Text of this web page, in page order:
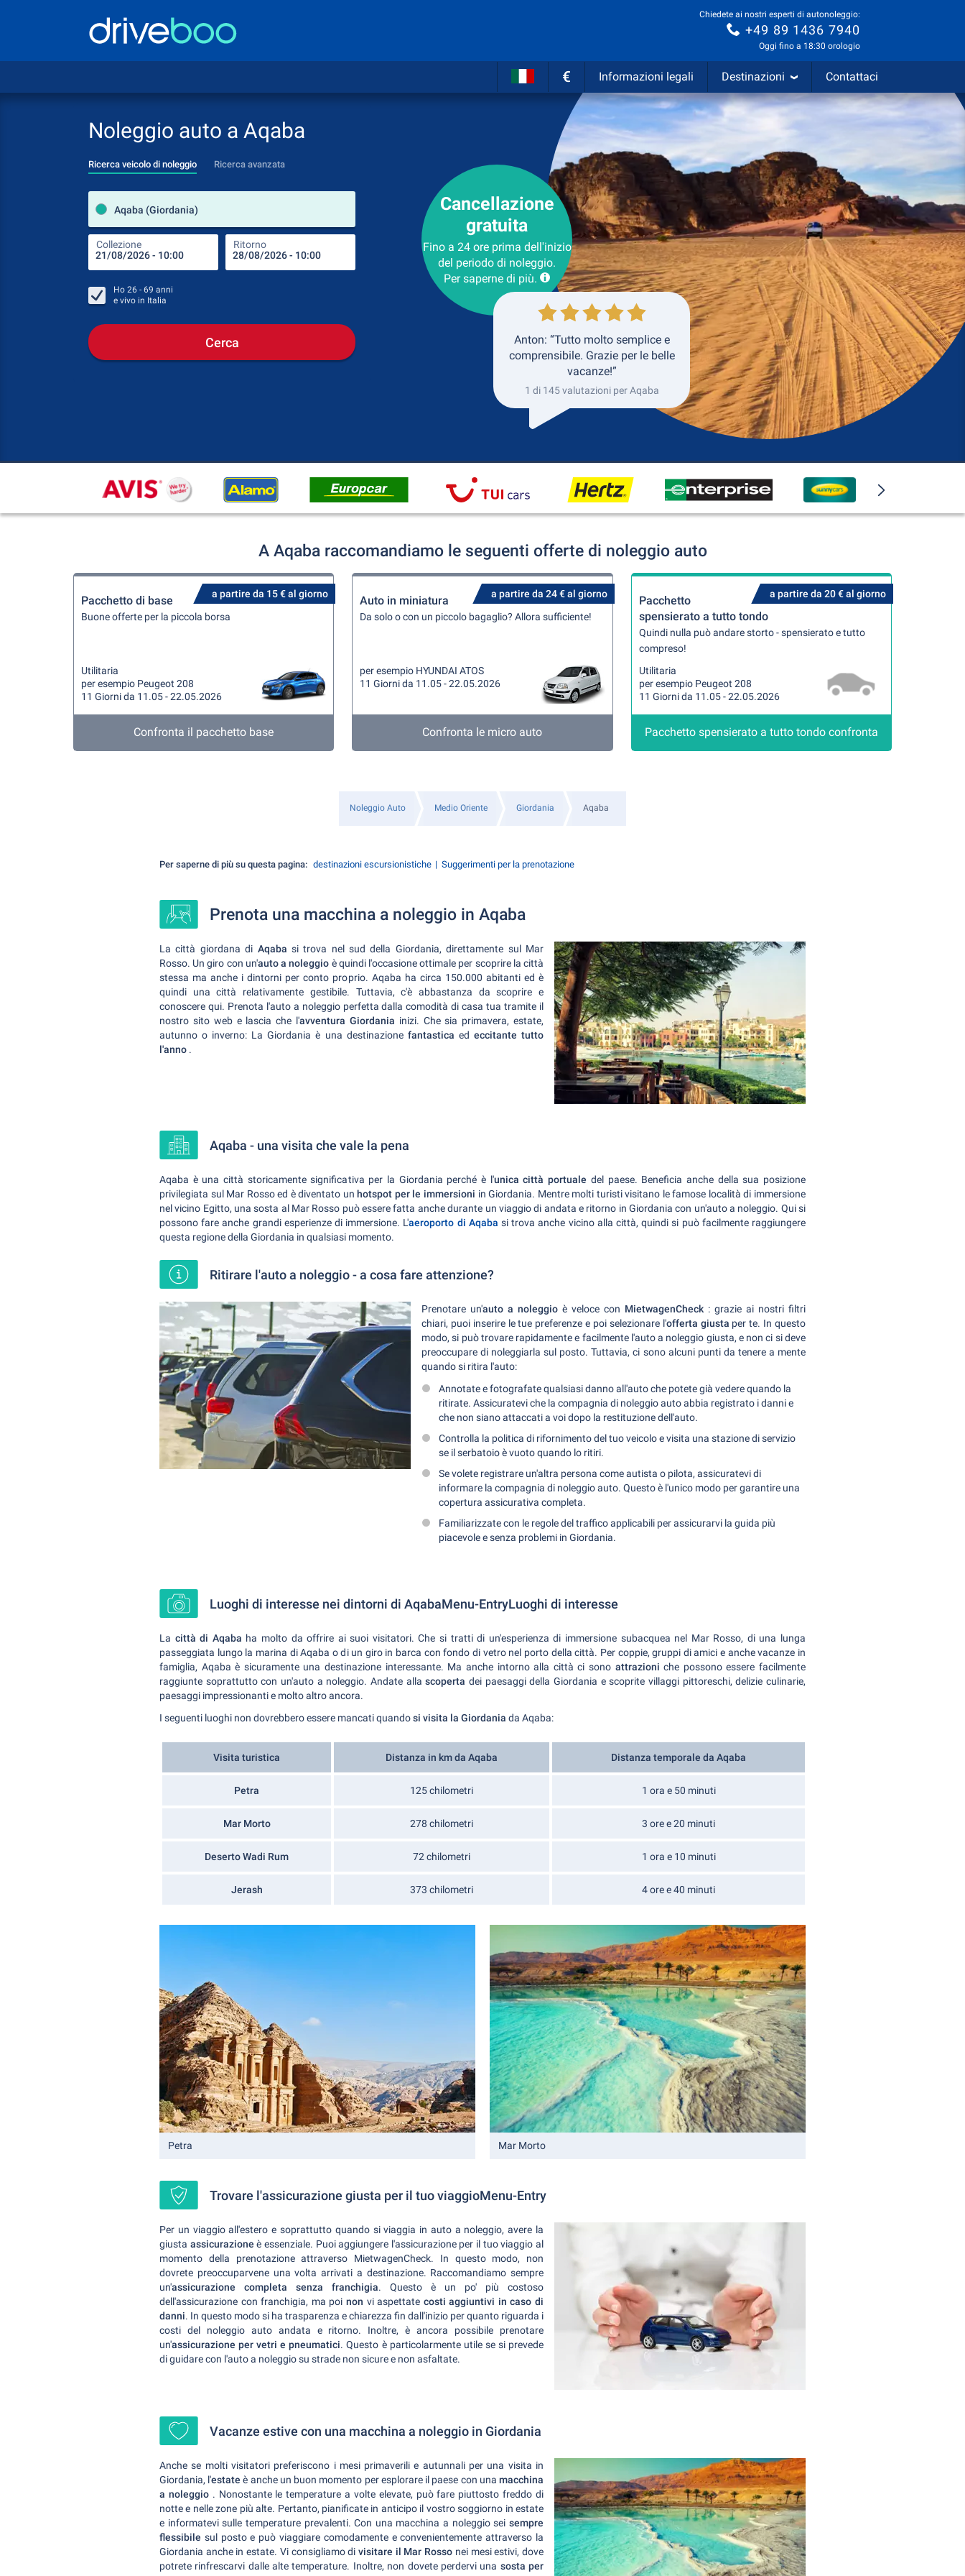
Chiedete ai nostri esperti di autonoleggio:
+49 89 1436 7940
Oggi fino a 18:30 orologio
€ Informazioni legali Destinazioni Contattaci
Noleggio auto a Aqaba
Ricerca veicolo di noleggio Ricerca avanzata
Aqaba (Giordania)
Collezione Ritorno
Luogo del noleggio
Luogo di ritorno
Ritorno
Ho 26 - 69 anni
e vivo in Italia
Cerca
Cancellazione
gratuita
Fino a 24 ore prima dell'inizio
del periodo di noleggio.
Per saperne di più.
Anton: “Tutto molto semplice e
comprensibile. Grazie per le belle
vacanze!”
1 di 145 valutazioni per Aqaba
A Aqaba raccomandiamo le seguenti offerte di noleggio auto
a partire da 15 € al giorno
Pacchetto di base
Buone offerte per la piccola borsa
Utilitaria
per esempio Peugeot 208
11 Giorni da 11.05 - 22.05.2026
Confronta il pacchetto base
a partire da 24 € al giorno
Auto in miniatura
Da solo o con un piccolo bagaglio? Allora sufficiente!
per esempio HYUNDAI ATOS
11 Giorni da 11.05 - 22.05.2026
Confronta le micro auto
a partire da 20 € al giorno
Pacchetto
spensierato a tutto tondo
Quindi nulla può andare storto - spensierato e tutto
compreso!
Utilitaria
per esempio Peugeot 208
11 Giorni da 11.05 - 22.05.2026
Pacchetto spensierato a tutto tondo confronta
Noleggio Auto Medio Oriente Giordania Aqaba
Per saperne di più su questa pagina: destinazioni escursionistiche Suggerimenti per la prenotazione
Prenota una macchina a noleggio in Aqaba
La città giordana di Aqaba si trova nel sud della Giordania, direttamente sul Mar
Rosso. Un giro con un'auto a noleggio è quindi l'occasione ottimale per scoprire la città
stessa ma anche i dintorni per conto proprio. Aqaba ha circa 150.000 abitanti ed è
quindi una città relativamente gestibile. Tuttavia, c'è abbastanza da scoprire e
conoscere qui. Prenota l'auto a noleggio perfetta dalla comodità di casa tua tramite il
nostro sito web e lascia che l'avventura Giordania inizi. Che sia primavera, estate,
autunno o inverno: La Giordania è una destinazione fantastica ed eccitantetutto
l'anno .
Aqaba - una visita che vale la pena
Aqaba è una città storicamente significativa per la Giordania perché è l'unica città portuale del paese. Beneficia anche della sua posizione
privilegiata sul Mar Rosso ed è diventato un hotspot per le immersioni in Giordania. Mentre molti turisti visitano le famose località di immersione
nel vicino Egitto, una sosta al Mar Rosso può essere fatta anche durante un viaggio di andata e ritorno in Giordania con un'auto a noleggio. Qui si
possono fare anche grandi esperienze di immersione. L'aeroporto di Aqaba si trova anche vicino alla città, quindi si può facilmente raggiungere
questa regione della Giordania in qualsiasi momento.
Ritirare l'auto a noleggio - a cosa fare attenzione?
Prenotare un'auto a noleggio è veloce con MietwagenCheck : grazie ai nostri filtri
chiari, puoi inserire le tue preferenze e poi selezionare l'offerta giusta per te. In questo
modo, si può trovare rapidamente e facilmente l'auto a noleggio giusta, e non ci si deve
preoccupare di noleggiarla sul posto. Tuttavia, ci sono alcuni punti da tenere a mente
quando si ritira l'auto:
Annotate e fotografate qualsiasi danno all'auto che potete già vedere quando la
ritirate. Assicuratevi che la compagnia di noleggio auto abbia registrato i danni e
che non siano attaccati a voi dopo la restituzione dell'auto.
Controlla la politica di rifornimento del tuo veicolo e visita una stazione di servizio
se il serbatoio è vuoto quando lo ritiri.
Se volete registrare un'altra persona come autista o pilota, assicuratevi di
informare la compagnia di noleggio auto. Questo è l'unico modo per garantire una
copertura assicurativa completa.
Familiarizzate con le regole del traffico applicabili per assicurarvi la guida più
piacevole e senza problemi in Giordania.
Luoghi di interesse nei dintorni di AqabaMenu-EntryLuoghi di interesse
La città di Aqaba ha molto da offrire ai suoi visitatori. Che si tratti di un'esperienza di immersione subacquea nel Mar Rosso, di una lunga
passeggiata lungo la marina di Aqaba o di un giro in barca con fondo di vetro nel porto della città. Per coppie, gruppi di amici e anche vacanze in
famiglia, Aqaba è sicuramente una destinazione interessante. Ma anche intorno alla città ci sono attrazioniche possono essere facilmente
raggiunte soprattutto con un'auto a noleggio. Andate allascopertadei paesaggi della Giordania e scoprite villaggi pittoreschi, delizie culinarie,
paesaggi impressionanti e molto altro ancora.
I seguenti luoghi non dovrebbero essere mancati quandosi visita la Giordania da Aqaba:
Visita turistica Distanza in km da Aqaba Distanza temporale da Aqaba
Petra 125 chilometri 1 ora e 50 minuti
Mar Morto 278 chilometri 3 ore e 20 minuti
Deserto Wadi Rum 72 chilometri 1 ora e 10 minuti
Jerash 373 chilometri 4 ore e 40 minuti
Petra Mar Morto
Trovare l'assicurazione giusta per il tuo viaggioMenu-Entry
Per un viaggio all'estero e soprattutto quando si viaggia in auto a noleggio, avere la
giusta assicurazione è essenziale. Puoi aggiungere l'assicurazione per il tuo viaggio al
momento della prenotazione attraverso MietwagenCheck. In questo modo, non
dovrete preoccuparvene una volta arrivati a destinazione. Raccomandiamo sempre
un'assicurazione completa senza franchigia. Questo è un po' più costoso
dell'assicurazione con franchigia, ma poi non vi aspettate costi aggiuntivi in caso di
danni. In questo modo si ha trasparenza e chiarezza fin dall'inizio per quanto riguarda i
costi del noleggio auto andata e ritorno. Inoltre, è ancora possibile prenotare
un'assicurazione per vetri e pneumatici. Questo è particolarmente utile se si prevede
di guidare con l'auto a noleggio su strade non sicure e non asfaltate.
Vacanze estive con una macchina a noleggio in Giordania
Anche se molti visitatori preferiscono i mesi primaverili e autunnali per una visita in
Giordania, l'estateè anche un buon momento per esplorare il paese con unamacchina
a noleggio . Nonostante le temperature a volte elevate, può fare piuttosto freddo di
notte e nelle zone più alte. Pertanto, pianificate in anticipo il vostro soggiorno in estate
e informatevi sulle temperature prevalenti. Con una macchina a noleggio sei sempre
flessibile sul posto e può viaggiare comodamente e convenientemente attraverso la
Giordania anche in estate. Vi consigliamo di visitare il Mar Rosso nei mesi estivi, dove
potrete rinfrescarvi dalle alte temperature. Inoltre, non dovete perdervi una sosta per